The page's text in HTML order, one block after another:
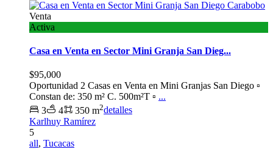
Venta
Activa
Casa en Venta en Sector Mini Granja San Dieg...
$95,000
Oportunidad 2 Casas en Venta en Mini Granjas San Diego ▫️
Constan de: 350 m² C. 500m²T ▫️ ...
3
4 350 m2detalles
Karlhuy Ramírez
5
all, Tucacas